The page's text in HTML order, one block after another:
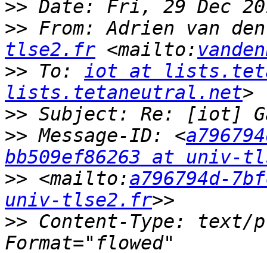
>>
>> From: Adrien van
tlse2.fr <mailto:
>> To: iot at
lists.tetaneutral.net
>>
>> Message-ID: <
bb509ef86263 at univ-
>> <mailto:a796794d-
univ-tlse2.fr
>> Content-Type: